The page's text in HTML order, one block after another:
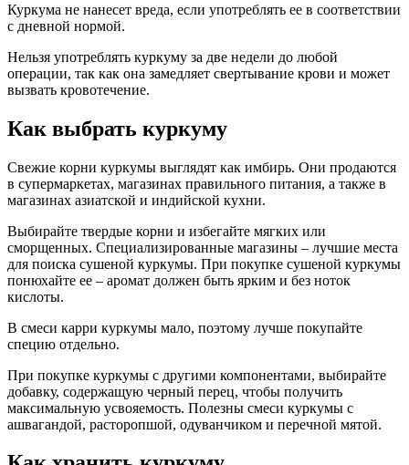
Куркума не нанесет вреда, если употреблять ее в соответствии
с дневной нормой.
Нельзя употреблять куркуму за две недели до любой
операции, так как она замедляет свертывание крови и может
вызвать кровотечение.
Как выбрать куркуму
Свежие корни куркумы выглядят как имбирь. Они продаются
в супермаркетах, магазинах правильного питания, а также в
магазинах азиатской и индийской кухни.
Выбирайте твердые корни и избегайте мягких или
сморщенных. Специализированные магазины – лучшие места
для поиска сушеной куркумы. При покупке сушеной куркумы
понюхайте ее – аромат должен быть ярким и без ноток
кислоты.
В смеси карри куркумы мало, поэтому лучше покупайте
специю отдельно.
При покупке куркумы с другими компонентами, выбирайте
добавку, содержащую черный перец, чтобы получить
максимальную усвояемость. Полезны смеси куркумы с
ашвагандой, расторопшой, одуванчиком и перечной мятой.